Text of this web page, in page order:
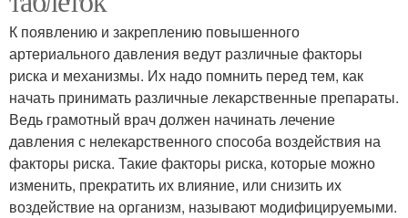
К появлению и закреплению повышенного
артериального давления ведут различные факторы
риска и механизмы. Их надо помнить перед тем, как
начать принимать различные лекарственные препараты.
Ведь грамотный врач должен начинать лечение
давления с нелекарственного способа воздействия на
факторы риска. Такие факторы риска, которые можно
изменить, прекратить их влияние, или снизить их
воздействие на организм, называют модифицируемыми.